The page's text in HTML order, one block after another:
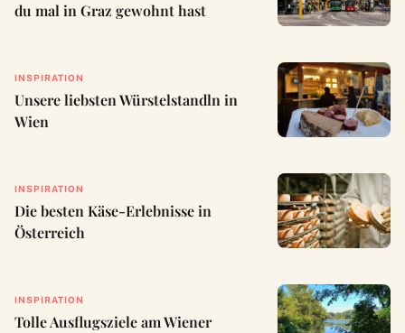
du mal in Graz gewohnt hast
INSPIRATION
Unsere liebsten Würstelstandln in
Wien
INSPIRATION
Die besten Käse-Erlebnisse in
Österreich
INSPIRATION
Tolle Ausflugsziele am Wiener